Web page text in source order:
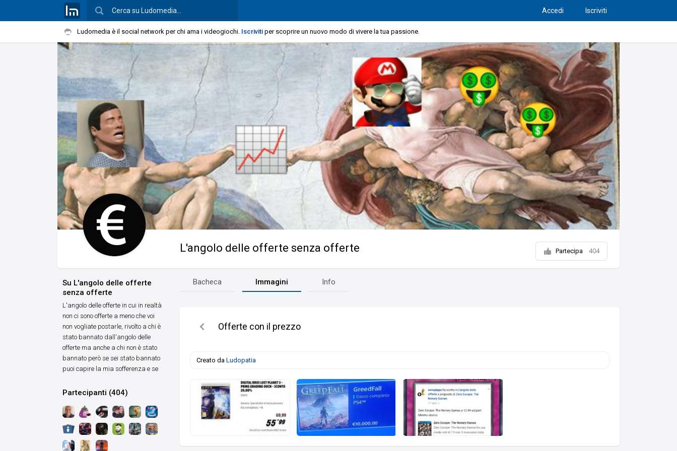
Accedi Iscriviti
Ludomedia è il social network per chi ama i videogiochi. Iscriviti per scoprire un nuovo modo di vivere la tua passione.
Partecipa 404
L'angolo delle offerte senza offerte
Su L'angolo delle offerte
senza offerte
L'angolo delle offerte in cui in realtà
non ci sono offerte a meno che voi
non vogliate postarle, rivolto a chi è
stato bannato dall'angolo delle
offerte ma anche a chi non è stato
bannato però se sei stato bannato
puoi capire la mia sofferenza e se
Partecipanti (404)
Bacheca Immagini Info
Offerte con il prezzo
Creato daLudopatia